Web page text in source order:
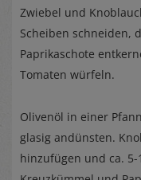
Zwiebel und
Scheiben schneiden,
Paprikaschote
Tomaten würfeln.
Olivenöl in einer
glasig andünsten.
hinzufügen und ca.